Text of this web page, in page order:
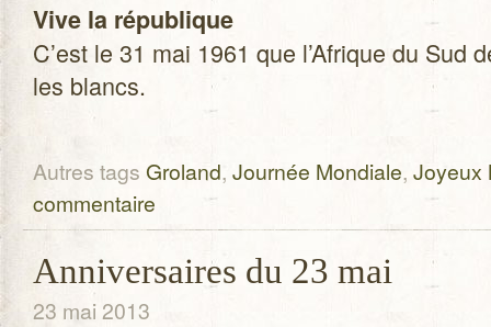
Vive la répu­blique
C’est le 31 mai 1961 que l’Afrique du
les blancs.
Autres tags Groland, Journée Mondiale, Joyeux
commentaire
Anniversaires du 23 mai
23 mai 2013